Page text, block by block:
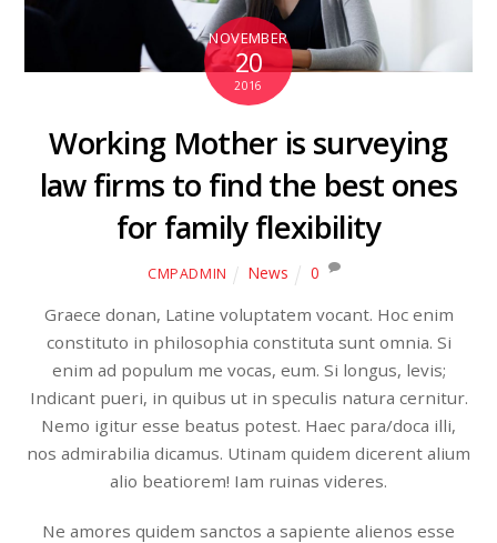
NOVEMBER
20
2016
Working Mother is surveying
law firms to find the best ones
for family flexibility
CMPADMIN News 0
Graece donan, Latine voluptatem vocant. Hoc enim
constituto in philosophia constituta sunt omnia. Si
enim ad populum me vocas, eum. Si longus, levis;
Indicant pueri, in quibus ut in speculis natura cernitur.
Nemo igitur esse beatus potest. Haec para/doca illi,
nos admirabilia dicamus. Utinam quidem dicerent alium
alio beatiorem! Iam ruinas videres.
Ne amores quidem sanctos a sapiente alienos esse